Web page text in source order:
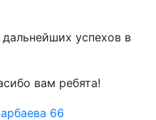
успехов в
вам ребята!